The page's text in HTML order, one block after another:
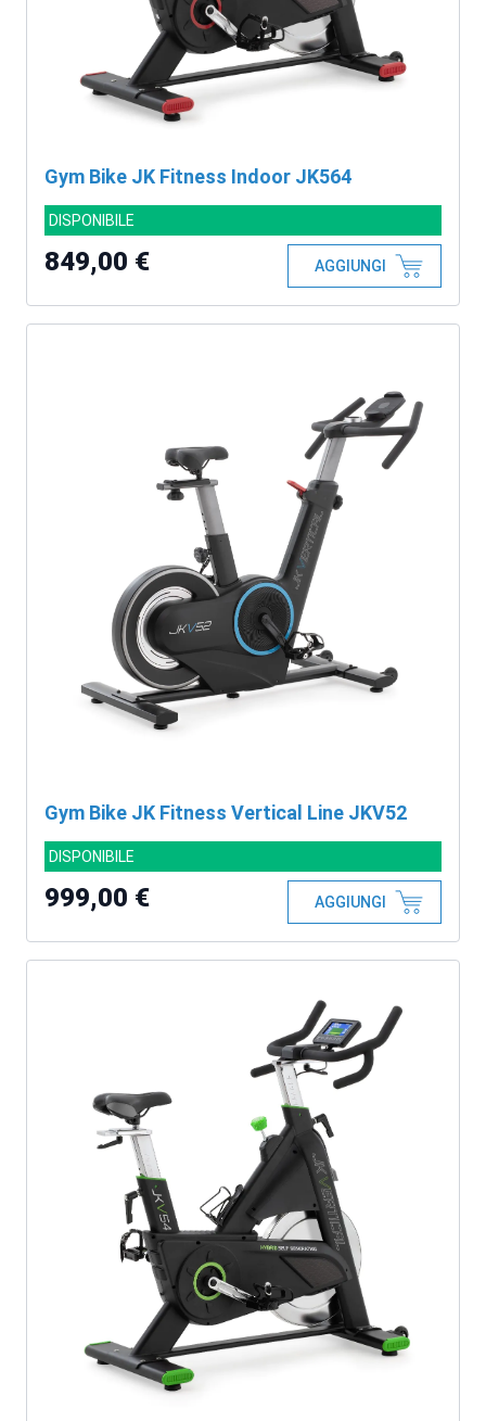
Gym Bike JK Fitness Indoor JK564
DISPONIBILE
849,00 € AGGIUNGI
Gym Bike JK Fitness Vertical Line JKV52
DISPONIBILE
999,00 € AGGIUNGI